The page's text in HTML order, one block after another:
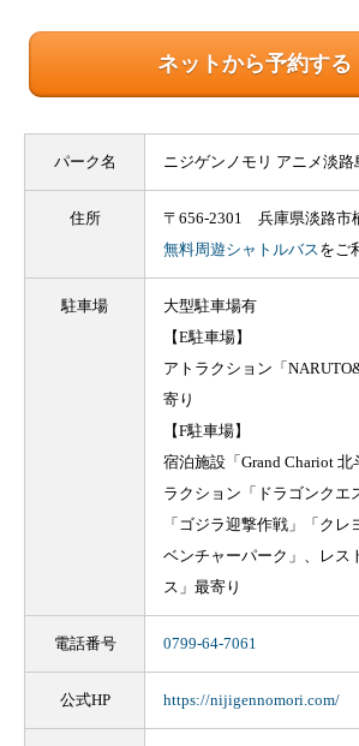
ネットから予約する
パーク名 ニジゲンノモリ アニメ淡路
住所
〒656-2301 兵庫県淡路市
無料周遊シャトルバスをご
駐車場
大型駐車場有
【E駐車場】
アトラクション「
寄り
【F駐車場】
宿泊施設「Grand Chariot 北
ラクション「ドラゴンクエ
「ゴジラ迎撃作戦」「ク
ベンチャーパーク」、レス
ス」最寄り
電話番号 0799-64-7061
公式HP https://nijigennomori.com/